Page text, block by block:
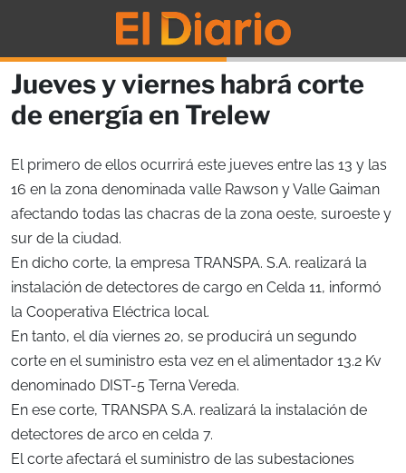
Jueves y viernes habrá corte
de energía en Trelew
El primero de ellos ocurrirá este jueves entre las 13 y las
16 en la zona denominada valle Rawson y Valle Gaiman
afectando todas las chacras de la zona oeste, suroeste y
sur de la ciudad.
En dicho corte, la empresa TRANSPA. S.A. realizará la
instalación de detectores de cargo en Celda 11, informó
la Cooperativa Eléctrica local.
En tanto, el día viernes 20, se producirá un segundo
corte en el suministro esta vez en el alimentador 13.2 Kv
denominado DIST-5 Terna Vereda.
En ese corte, TRANSPA S.A. realizará la instalación de
detectores de arco en celda 7.
El corte afectará el suministro de las subestaciones